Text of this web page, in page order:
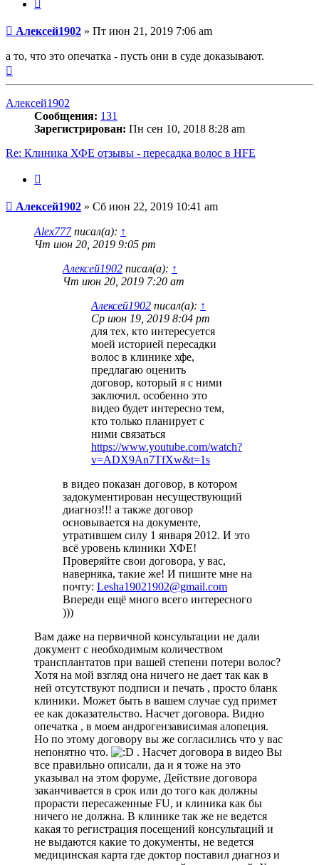
Сообщение
Алексей1902 » Пт июн 21, 2019 7:06 am
а то, что это опечатка - пусть они в суде доказывают.
Алексей1902
Сообщения: 131
Зарегистрирован: Пн сен 10, 2018 8:28 am
Re: Клиника ХФЕ отзывы - пересадка волос в HFE
Сообщение
Алексей1902 » Сб июн 22, 2019 10:41 am
Alex777писал(а): ↑
Чт июн 20, 2019 9:05 pm
Алексей1902 писал(а): ↑
Чт июн 20, 2019 7:20 am
Алексей1902 писал(а): ↑
Ср июн 19, 2019 8:04 pm
для тех, кто интересуется
моей историей пересадки
волос в клинике хфе,
предлагаю оценить
договор, который я с ними
заключил. особенно это
видео будет интересно тем,
кто только планирует с
ними связаться
https://www.youtube.com/watch?
v=ADX9An7TfXw&t=1s
в видео показан договор, в котором
задокументирован несуществующий
диагноз!!! а также договор
основывается на документе,
утратившем силу 1 января 2012. И это
всё уровень клиники ХФЕ!
Проверяйте свои договора, у вас,
наверняка, такие же! И пишите мне на
почту: Lesha19021902@gmail.com
Впереди ещё много всего интересного
)))
Вам даже на первичной консультации не дали
документ с необходимым количеством
трансплантатов при вашей степени потери волос?
Хотя на мой взгляд она ничего не дает так как в
ней отсутствуют подписи и печать , просто бланк
клиники. Может быть в вашем случае суд примет
ее как доказательство. Насчет договора. Видно
опечатка , в моем андрогензависимая алопеция.
Но по этому договору вы же согласились что у вас
непонятно что.
. Насчет договора в видео Вы
все правильно описали, да и я тоже на это
указывал на этом форуме, Действие договора
заканчивается в срок или до того как должны
прорасти пересаженные FU, и клиника как бы
ничего не должна. В клинике так же не ведется
какая то регистрация посещений консультаций и
не выдаются какие то документы, не ведется
медицинская карта где доктор поставил диагноз и